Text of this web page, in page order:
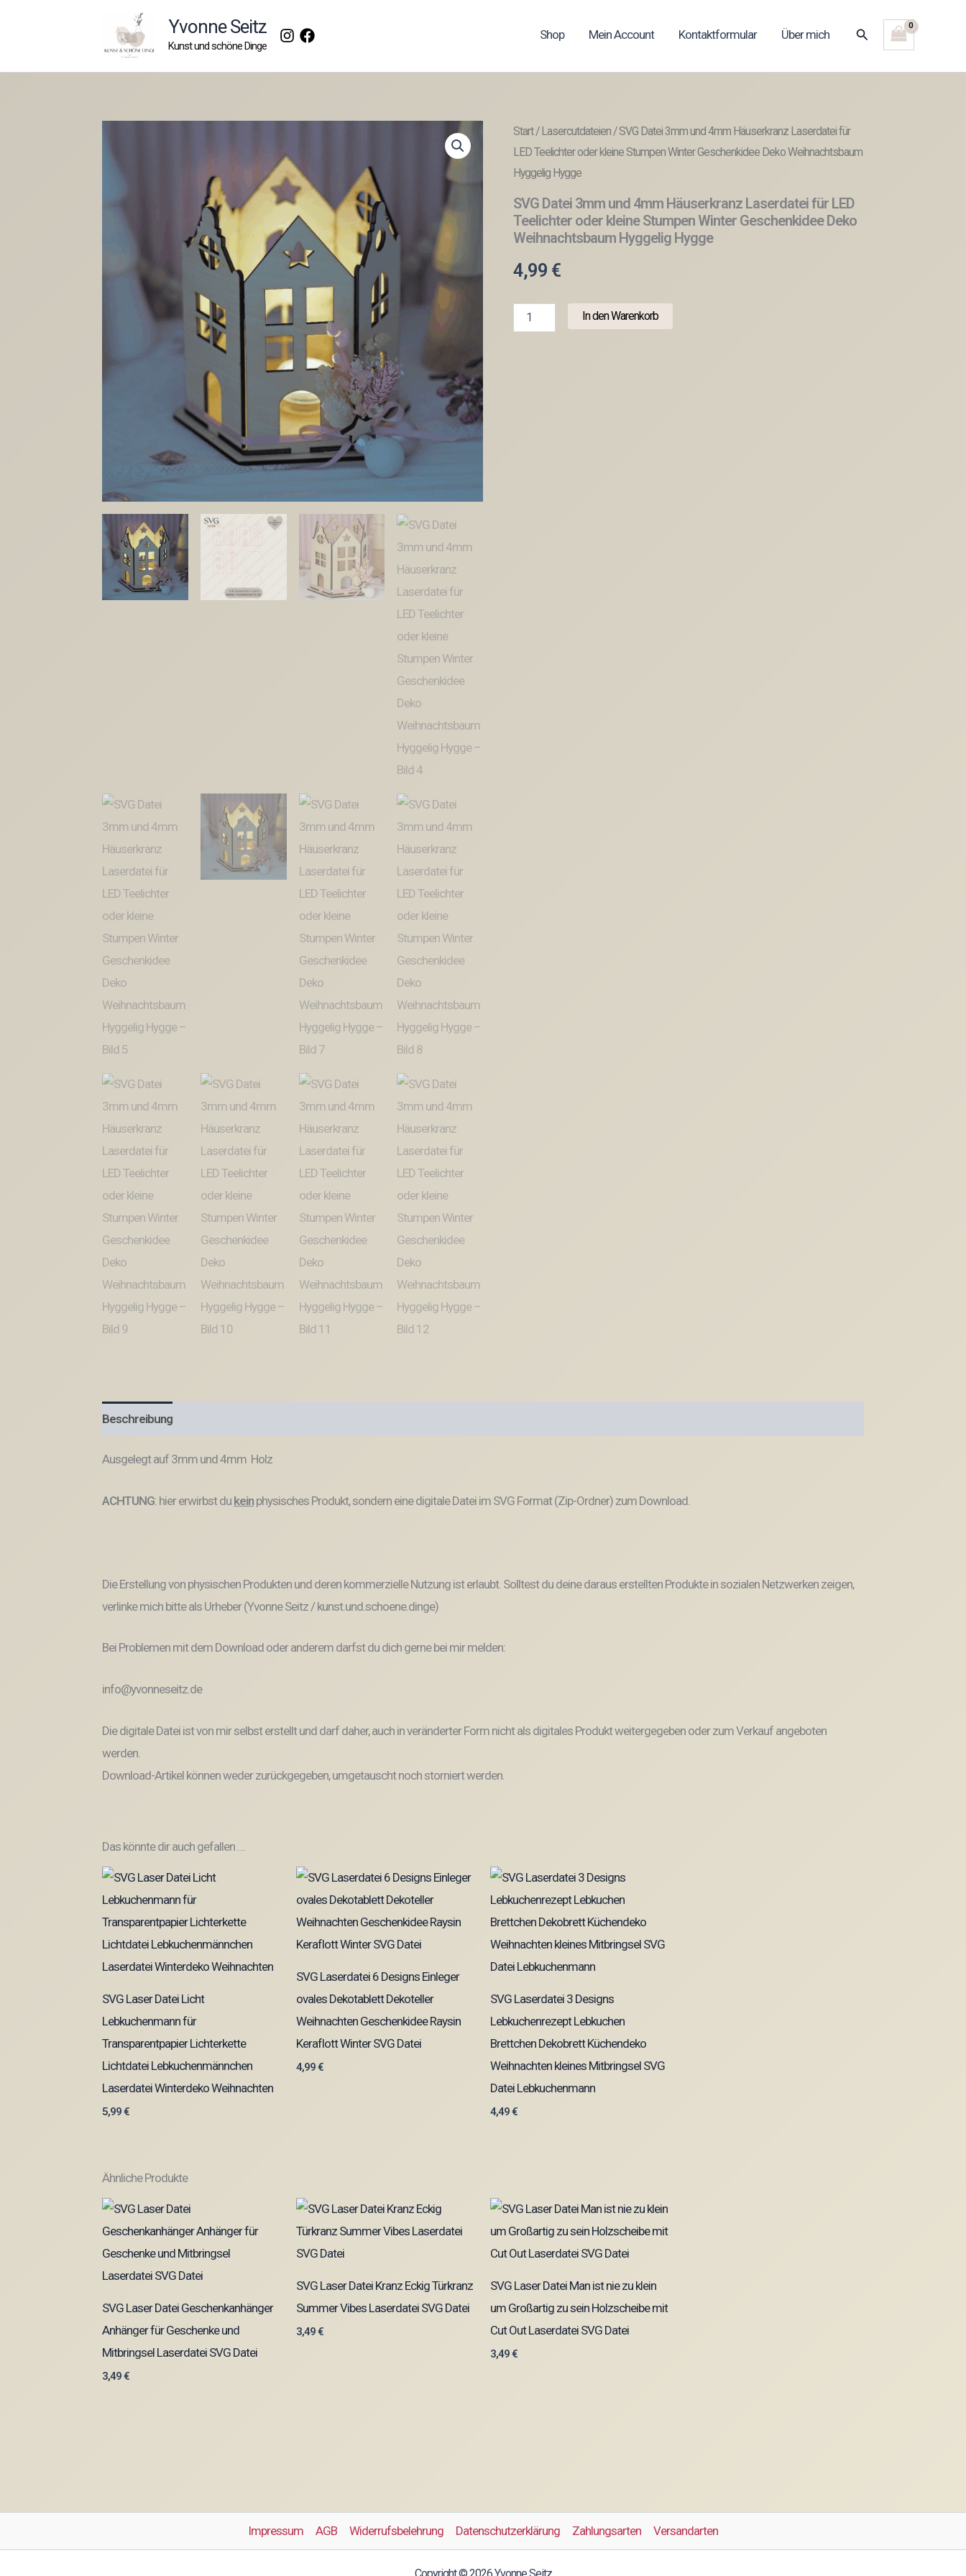
Yvonne Seitz
Kunst und schöne Dinge
Shop Mein Account Kontaktformular Über mich Suchen
Start/Lasercutdateien/ SVG Datei 3mm und 4mm Häuserkranz Laserdatei für
LED Teelichter oder kleine Stumpen Winter Geschenkidee Deko Weihnachtsbaum
Hyggelig Hygge
SVG Datei 3mm und 4mm Häuserkranz Laserdatei für LED
Teelichter oder kleine Stumpen Winter Geschenkidee Deko
Weihnachtsbaum Hyggelig Hygge
4,99 €
Datei
In den Warenkorb
Beschreibung
Ausgelegt auf 3mm und 4mm Holz
ACHTUNG: hier erwirbst du kein physisches Produkt, sondern eine digitale Datei im SVG Format (Zip-Ordner) zum Download.
Die Erstellung von physischen Produkten und deren kommerzielle Nutzung ist erlaubt. Solltest du deine daraus erstellten Produkte in sozialen Netzwerken zeigen,
verlinke mich bitte als Urheber (Yvonne Seitz / kunst.und.schoene.dinge)
Bei Problemen mit dem Download oder anderem darfst du dich gerne bei mir melden:
info@yvonneseitz.de
Die digitale Datei ist von mir selbst erstellt und darf daher, auch in veränderter Form nicht als digitales Produkt weitergegeben oder zum Verkauf angeboten
werden.
Download-Artikel können weder zurückgegeben, umgetauscht noch storniert werden.
Das könnte dir auch gefallen …
SVG Laser Datei Licht
Lebkuchenmann für
Transparentpapier Lichterkette
Lichtdatei Lebkuchenmännchen
Laserdatei Winterdeko Weihnachten
5,99€
SVG Laserdatei 6 Designs Einleger
ovales Dekotablett Dekoteller
Weihnachten Geschenkidee Raysin
Keraflott Winter SVG Datei
4,99€
SVG Laserdatei 3 Designs
Lebkuchenrezept Lebkuchen
Brettchen Dekobrett Küchendeko
Weihnachten kleines Mitbringsel SVG
Datei Lebkuchenmann
4,49€
Ähnliche Produkte
SVG Laser Datei Geschenkanhänger
Anhänger für Geschenke und
Mitbringsel Laserdatei SVG Datei
3,49€
SVG Laser Datei Kranz Eckig Türkranz
Summer Vibes Laserdatei SVG Datei
3,49€
SVG Laser Datei Man ist nie zu klein
um Großartig zu sein Holzscheibe mit
Cut Out Laserdatei SVG Datei
3,49€
Impressum AGB Widerrufsbelehrung Datenschutzerklärung Zahlungsarten Versandarten
Copyright © 2026 Yvonne Seitz